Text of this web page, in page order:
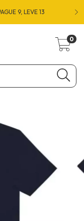
9, LEVE 13
0